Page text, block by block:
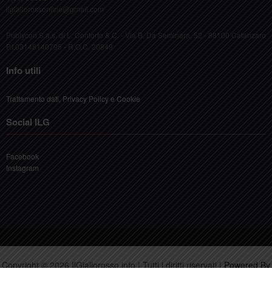
Publycon S.a.s. di L. Conforto & C. - Via B. Da Seminara, 52 - 88100 Catanzaro
Info utili
Trattamento dati, Privacy Policy e Cookie
Facebook
Intervideo